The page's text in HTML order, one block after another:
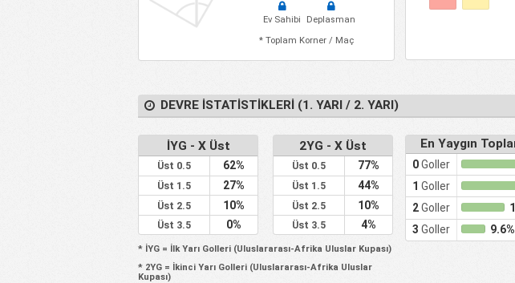
Ev Sahibi
Deplasman
* Toplam Korner / Maç
DEVRE İSTATISTIKLERI (1. YARI / 2. YARI)
İYG - X Üst
Üst 0.5 62%
Üst 1.5 27%
Üst 2.5 10%
Üst 3.5 0%
2YG - X Üst
Üst 0.5 77%
Üst 1.5 44%
Üst 2.5 10%
Üst 3.5 4%
* İYG = İlk Yarı Golleri (Uluslararası-Afrika Uluslar Kupası)
* 2YG = İkinci Yarı Golleri (Uluslararası-Afrika Uluslar
Kupası)
En Yaygın
0Goller
1 Goller
2Goller
3 Goller 9.6%